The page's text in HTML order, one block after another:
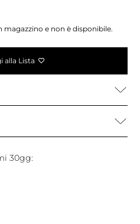
e non è disponibile.
alla Lista
30gg: